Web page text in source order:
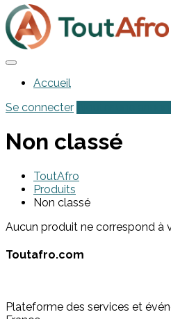
Accueil
Se connecter
Non classé
ToutAfro
Produits
Non classé
Aucun produit ne correspond à
Toutafro.com
Plateforme des services et